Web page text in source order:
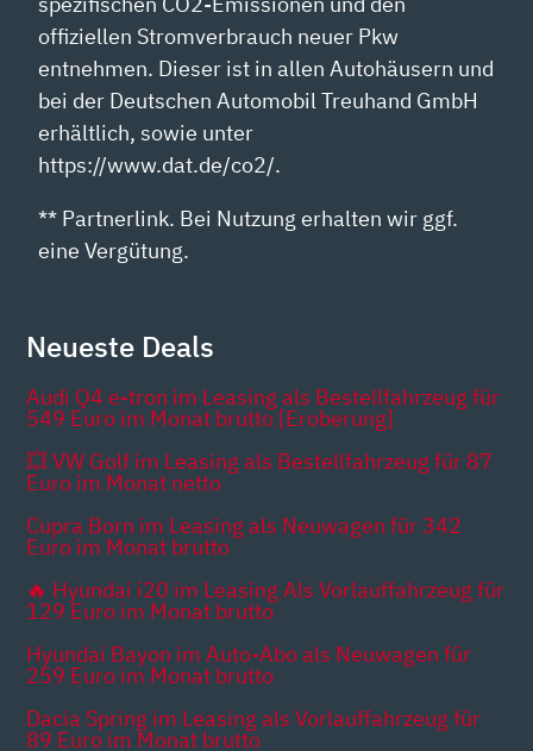
offiziellen Stromverbrauch neuer Pkw
entnehmen. Dieser ist in allen Autohäusern und
bei der Deutschen Automobil Treuhand GmbH
erhältlich, sowie unter
https://www.dat.de/co2/.
** Partnerlink. Bei Nutzung erhalten wir ggf.
eine Vergütung.
Neueste Deals
Audi Q4 e-tron im Leasing als Bestellfahrzeug für
549 Euro im Monat brutto [Eroberung]
💥 VW Golf im Leasing als Bestellfahrzeug für 87
Euro im Monat netto
Cupra Born im Leasing als Neuwagen für 342
Euro im Monat brutto
🔥 Hyundai i20 im Leasing Als Vorlauffahrzeug für
129 Euro im Monat brutto
Hyundai Bayon im Auto-Abo als Neuwagen für
259 Euro im Monat brutto
Dacia Spring im Leasing als Vorlauffahrzeug für
89 Euro im Monat brutto